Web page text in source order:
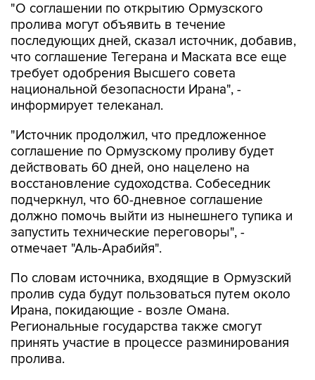
"О соглашении по открытию Ормузского
пролива могут объявить в течение
последующих дней, сказал источник, добавив,
что соглашение Тегерана и Маската все еще
требует одобрения Высшего совета
национальной безопасности Ирана", -
информирует телеканал.
"Источник продолжил, что предложенное
соглашение по Ормузскому проливу будет
действовать 60 дней, оно нацелено на
восстановление судоходства. Собеседник
подчеркнул, что 60-дневное соглашение
должно помочь выйти из нынешнего тупика и
запустить технические переговоры", -
отмечает "Аль-Арабийя".
По словам источника, входящие в Ормузский
пролив суда будут пользоваться путем около
Ирана, покидающие - возле Омана.
Региональные государства также смогут
принять участие в процессе разминирования
пролива.